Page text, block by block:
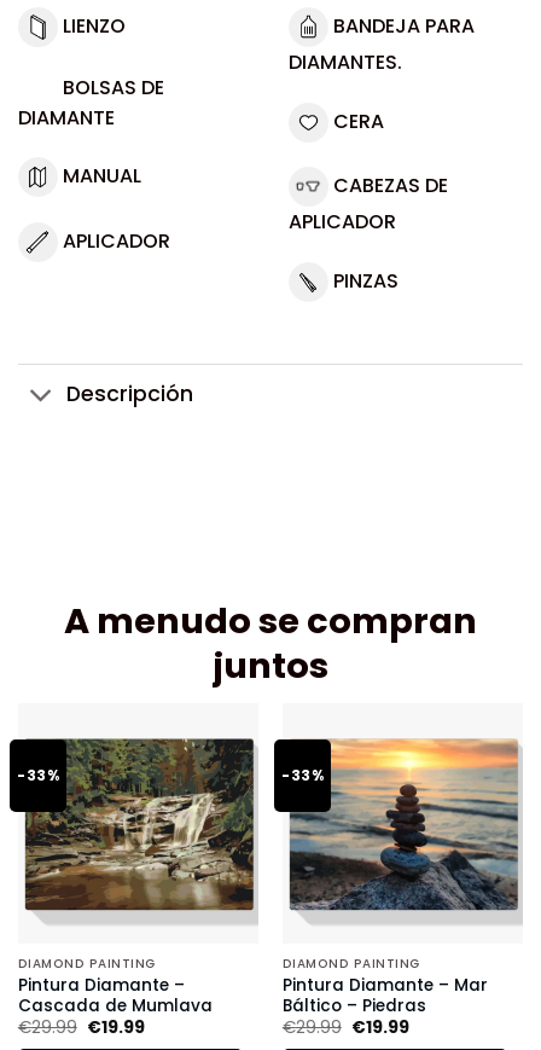
LIENZO
BOLSAS DE
DIAMANTE
MANUAL
APLICADOR
BANDEJA PARA
DIAMANTES.
CERA
CABEZAS DE
APLICADOR
PINZAS
Descripción
A menudo se compran
juntos
-33%
DIAMOND PAINTING
Pintura Diamante –
Cascada de Mumlava
€29.99 €19.99
-33%
DIAMOND PAINTING
Pintura Diamante – Mar
Báltico – Piedras
€29.99 €19.99